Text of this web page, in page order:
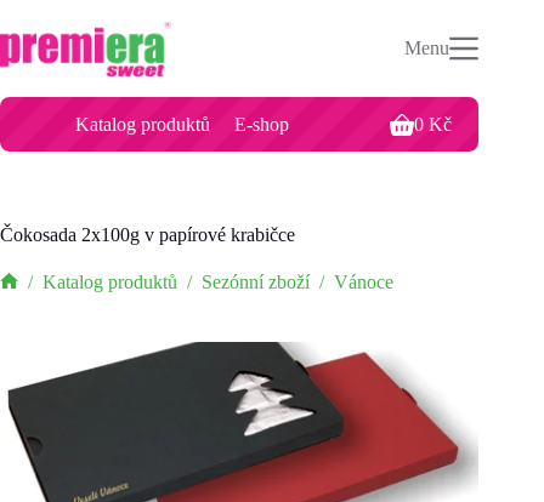
0 for 1 unit.
Přidat do košíku
Menu
Katalog produktů E-shop 0 Kč
Čokosada 2x100g v papírové krabičce
/ Katalog produktů / Sezónní zboží / Vánoce